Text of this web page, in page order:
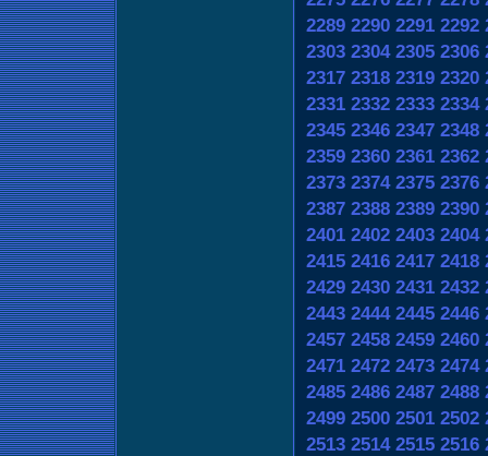
2289 2290 2291 2292
2303 2304 2305 2306
2317 2318 2319 2320
2331 2332 2333 2334
2345 2346 2347 2348
2359 2360 2361 2362
2373 2374 2375 2376
2387 2388 2389 2390
2401 2402 2403 2404
2415 2416 2417 2418
2429 2430 2431 2432
2443 2444 2445 2446
2457 2458 2459 2460
2471 2472 2473 2474
2485 2486 2487 2488
2499 2500 2501 2502
2513 2514 2515 2516